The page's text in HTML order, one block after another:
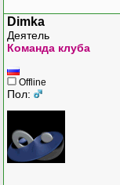
Dimka
Деятель
Команда клуба
Offline
Пол: